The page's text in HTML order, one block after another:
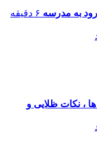
به مدرسه
۶ دقیقه
، نکات ظلایی و